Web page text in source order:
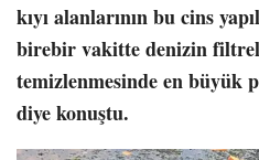
kıyı alanlarının bu cins
birebir vakitte denizin
temizlenmesinde en büyük
diye konuştu.